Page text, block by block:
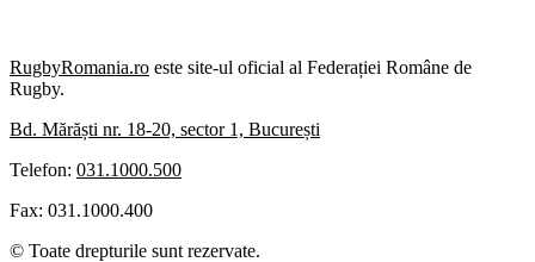
RugbyRomania.ro este site-ul oficial al Federației Române de
Rugby.
Bd. Mărăști nr. 18-20, sector 1, București
Telefon: 031.1000.500
Fax: 031.1000.400
© Toate drepturile sunt rezervate.